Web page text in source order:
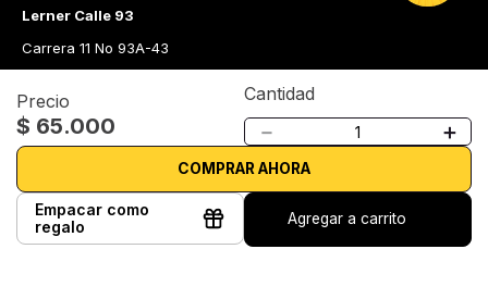
Precio
$ 65.000
Cantidad
＋
－
COMPRAR AHORA
Empacar como
regalo
Agregar a carrito
Lerner Calle 93
Carrera 11 No 93A-43
Lerner Medellín
Carrera 43 A No. 05 A - 113 Local 103 Edificio One Plaza PH
Medellín Colombia
Librería Lerner - Comprar libros en Colombia
Quiénes somos
Librerías